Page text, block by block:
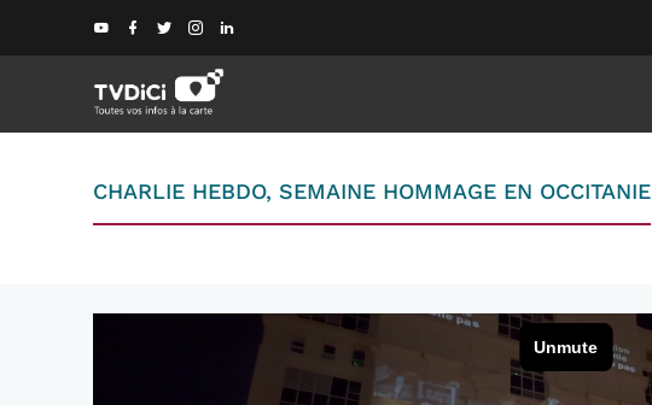
CHARLIE HEBDO, SEMAINE HOMMAGE EN OCCITANIE